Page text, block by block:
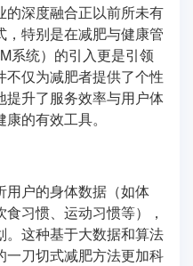
的深度融合正以前所未有
特别是在减肥与健康管
系统）的引入更是引领
仅为减肥者提供了个性
提升了服务效率与用户体
的有效工具。
用户的身体数据（如体
习惯、运动习惯等），
。这种基于大数据和算法
一刀切式减肥方法更加科